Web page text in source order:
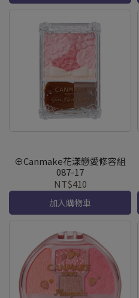
⊕Canmake花漾戀愛修容組
087-17
NT$410
加入購物車